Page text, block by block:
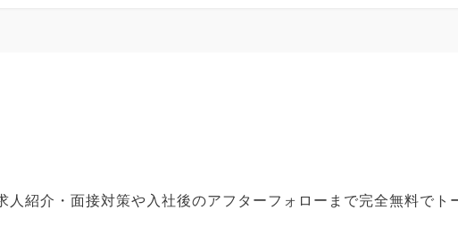
紹介・面接対策や入社後のアフターフォローまで完全無料でト